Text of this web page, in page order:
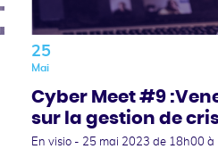
25
Mai
Cyber Meet #9
sur la gestion de
En visio - 25 mai 2023 de 18h00 à